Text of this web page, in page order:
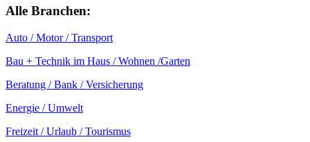
Alle Branchen:
Auto / Motor / Transport
Bau + Technik im Haus / Wohnen /Garten
Beratung / Bank / Versicherung
Energie / Umwelt
Freizeit / Urlaub / Tourismus